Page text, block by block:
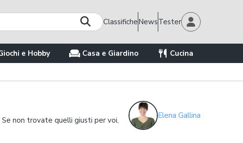
ClassificheNewsTester
e Hobby Casa e Giardino Cucina
Se non trovate quelli giusti per voi,
Elena Gallina